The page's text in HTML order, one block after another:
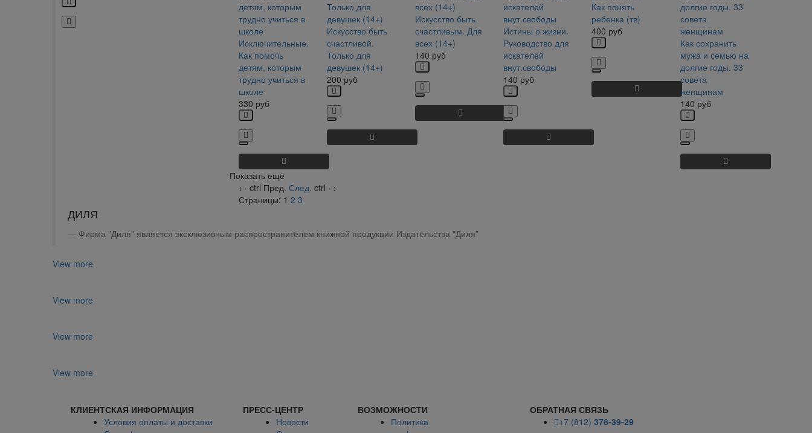
Исключительные.
Как помочь
детям, которым
трудно учиться в
школе
330 руб
Искусство быть
счастливой.
Только для
девушек (14+)
200 руб
Искусство быть
счастливым. Для
всех (14+)
140 руб
Истины о жизни.
Руководство для
искателей
внут.свободы
140 руб
Как понять
ребенка (тв)
400 руб
Как сохранить
мужа и семью на
долгие годы. 33
совета
женщинам
140 руб
Показать ещё
← ctrl Пред. След. ctrl →
Страницы: 1 2 3
ДИЛЯ
Фирма "Диля" является эксклюзивным распространителем книжной продукции Издательства "Диля"
View more
View more
View more
View more
КЛИЕНТСКАЯ ИНФОРМАЦИЯ ПРЕСС-ЦЕНТР ВОЗМОЖНОСТИ
ОБРАТНАЯ СВЯЗЬ
Условия оплаты и доставки
Новости
Политика
+7 (812) 378-39-29